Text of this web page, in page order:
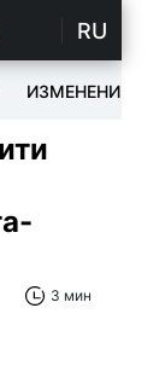
RU
ИЗМЕНЕНИЯ
3 мин